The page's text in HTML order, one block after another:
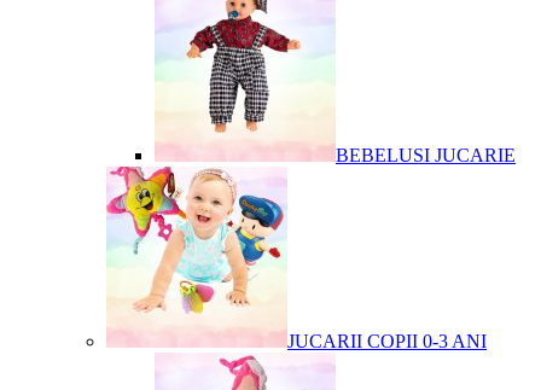
BEBELUSI JUCARIE
JUCARII COPII 0-3 ANI